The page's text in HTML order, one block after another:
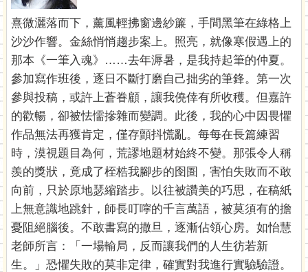
熹微灑落而下，薰風輕拂窗邊紗簾，手間黑筆在綠格上
沙沙作響。金絲悄悄趨步案上。照亮，就像寒假遇上的
那本《一筆入魂》……去年溽暑，是我持起筆的仲夏。
參加寫作班後，逐日不斷打磨自己拙劣的筆鋒。第一次
參與投稿，或許上蒼眷顧，讓我僥倖有所收穫。但嘉許
的歡暢，卻被怯懦摻雜而變調。此後，我的心中因畏懼
作品無法再獲肯定，僅存顫抖慌亂。每每在長篇練習
時，漠視題目為何，荒謬地題材始終不變。那張令人稱
羨的獎狀，竟成了桎梏我腳步的囹圄，害怕失敗而不敢
向前，只於原地瑟縮踏步。以往被讚美的巧思，在稿紙
上無意識地跳針，師長叮嚀的千言萬語，被莫須有的擔
憂阻絕腦後。不敢書寫的撒旦，逐漸佔領心房。如怡慧
老師所言：「一場輸局，反而讓我們的人生彷若新
生。」恐懼失敗的莫非定律，確實對我進行實驗驗證。